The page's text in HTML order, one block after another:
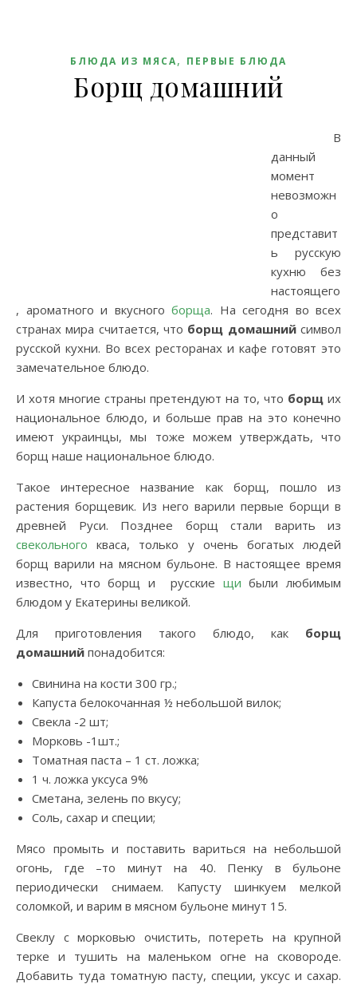
БЛЮДА ИЗ МЯСА, ПЕРВЫЕ БЛЮДА
Борщ домашний
В
данный
момент
невозможн
о
представит
ь русскую
кухню без
настоящего
, ароматного и вкусного борща. На сегодня во всех
странах мира считается, что борщ домашнийсимвол
русской кухни. Во всех ресторанах и кафе готовят это
замечательное блюдо.
И хотя многие страны претендуют на то, что борщ их
национальное блюдо, и больше прав на это конечно
имеют украинцы, мы тоже можем утверждать, что
борщ наше национальное блюдо.
Такое интересное название как борщ, пошло из
растения борщевик. Из него варили первые борщи в
древней Руси. Позднее борщ стали варить из
свекольного кваса, только у очень богатых людей
борщ варили на мясном бульоне. В настоящее время
известно, что борщ и русские щи были любимым
блюдом у Екатерины великой.
Для приготовления такого блюдо, как борщ
домашний понадобится:
Свинина на кости 300 гр.;
Капуста белокочанная ½ небольшой вилок;
Свекла -2 шт;
Морковь -1шт.;
Томатная паста – 1 ст. ложка;
1 ч. ложка уксуса 9%
Сметана, зелень по вкусу;
Соль, сахар и специи;
Мясо промыть и поставить вариться на небольшой
огонь, где –то минут на 40. Пенку в бульоне
периодически снимаем. Капусту шинкуем мелкой
соломкой, и варим в мясном бульоне минут 15.
Свеклу с морковью очистить, потереть на крупной
терке и тушить на маленьком огне на сковороде.
Добавить туда томатную пасту, специи, уксус и сахар.